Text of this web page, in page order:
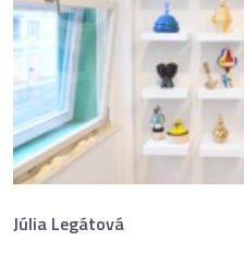
Júlia Legátová